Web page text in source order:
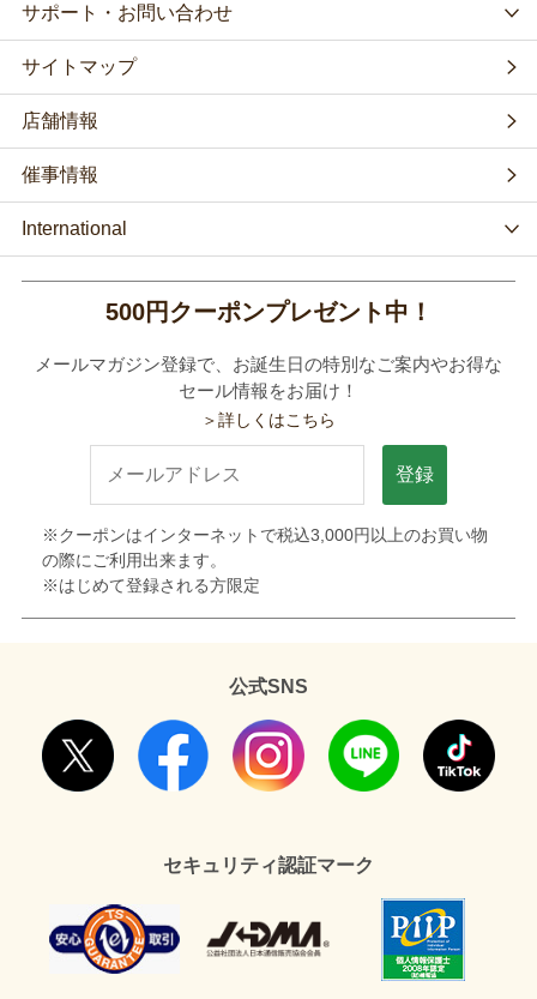
サポート・お問い合わせ
サイトマップ
店舗情報
催事情報
International
500円クーポンプレゼント中！
メールマガジン登録で、お誕生日の特別なご案内やお得な
セール情報をお届け！
＞詳しくはこちら
登録
※クーポンはインターネットで税込3,000円以上のお買い物
の際にご利用出来ます。
※はじめて登録される方限定
公式SNS
セキュリティ認証マーク